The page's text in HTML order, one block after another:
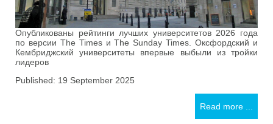
Опубликованы рейтинги лучших университетов 2026 года
по версии The Times и The Sunday Times. Оксфордский и
Кембриджский университеты впервые выбыли из тройки
лидеров
Published: 19 September 2025
Read more ...